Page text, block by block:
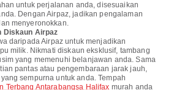
untuk perjalanan anda, disesuaikan
Dengan Airpaz, jadikan pengalaman
menyeronokkan.
Diskaun Airpaz
daripada Airpaz untuk menjadikan
milik. Nikmati diskaun eksklusif, tambang
yang memenuhi belanjawan anda. Sama
pantas atau pengembaraan jarak jauh,
sempurna untuk anda. Tempah
Terbang Antarabangsa Halifax murah anda